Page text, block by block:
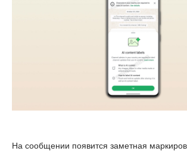
На сообщении появится заметная